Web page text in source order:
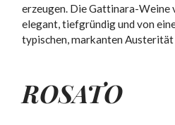
erzeugen. Die Gattinara-Weine
elegant, tiefgründig und von
typischen, markanten
ROSATO